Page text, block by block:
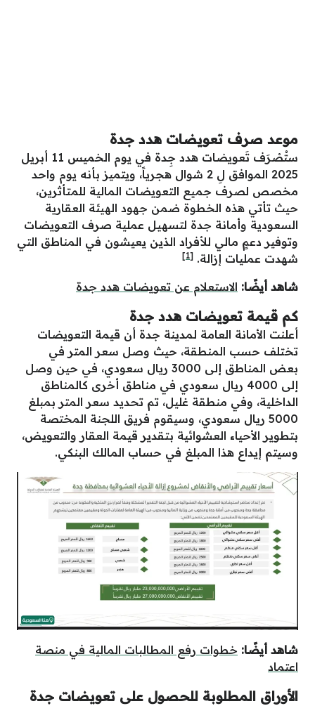
موعد صرف تعويضات هدد جدة
ستُصْرَف تَعويضات هدد جِدة في يوم الخميس 11 أبريل
2025 الموافق لِ 2 شوال هجرياً، ويتميز بأنه يوم واحد
مخصص لصرف جميع التعويضات المالية للمتأثرين،
حيث تأتي هذه الخطوة ضمن جهود الهيئة العقارية
السعودية وأمانة جدة لتسهيل عملية صرف التعويضات
وتوفير دعمٍ مالي للأفراد الذين يعيشون في المناطق التي
شهدت عمليات إزالة. [1]
شاهد أيضًا: الاستعلام عن تعويضات هدد جدة
كم قيمة تعويضات هدد جدة
أعلنت الأمانة العامة لمدينة جدة أن قيمة التعويضات
تختلف حسب المنطقة، حيث وصل سعر المتر في
بعض المناطق إلى 3000 ريال سعودي، في حين وصل
إلى 4000 ريال سعودي في مناطق أخرى كالمناطق
الداخلية، وفي منطقة غليل، تم تحديد سعر المتر بمبلغ
5000 ريال سعودي، وسيقوم فريق اللجنة المختصة
بتطوير الأحياء العشوائية بتقدير قيمة العقار والتعويض،
وسيتم إيداع هذا المبلغ في حساب المالك البنكي.
شاهد أيضًا: خطوات رفع المطالبات المالية في منصة
اعتماد
الأوراق المطلوبة للحصول على تعويضات جدة